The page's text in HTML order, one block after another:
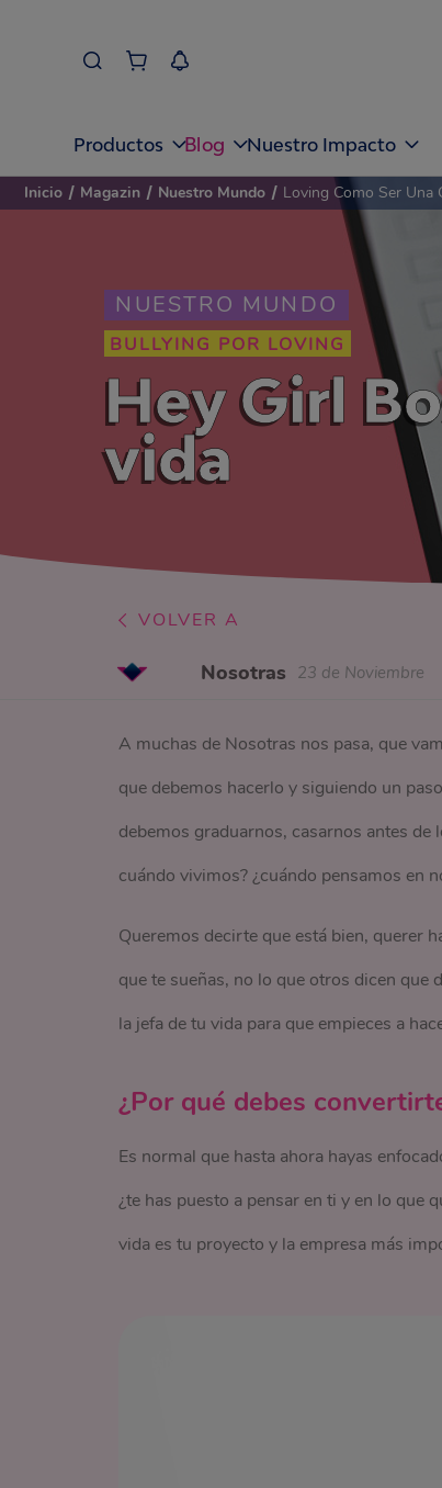
Productos Blog Nuestro Impacto
NUESTRO MUNDO
BULLYING POR LOVING
Hey Girl
vida
Inicio / Magazin / Nuestro Mundo / Loving Como Ser Una
VOLVER A
Nosotras 23 de Noviembre
A muchas de Nosotras nos pasa, que
que debemos hacerlo y siguiendo un
debemos graduarnos, casarnos antes
cuándo vivimos? ¿cuándo pensamos en
Queremos decirte que está bien, querer
que te sueñas, no lo que otros dicen
la jefa de tu vida para que empieces a
¿Por qué debes
Es normal que hasta ahora hayas
¿te has puesto a pensar en ti y en lo que
vida es tu proyecto y la empresa más